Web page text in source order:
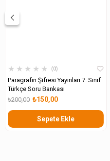
★ ★ ★ ★ ★ 0
Paragrafın Şifresi Yayınları 7. Sınıf
Türkçe Soru Bankası
₺150,00
₺200,00
Sepete Ekle